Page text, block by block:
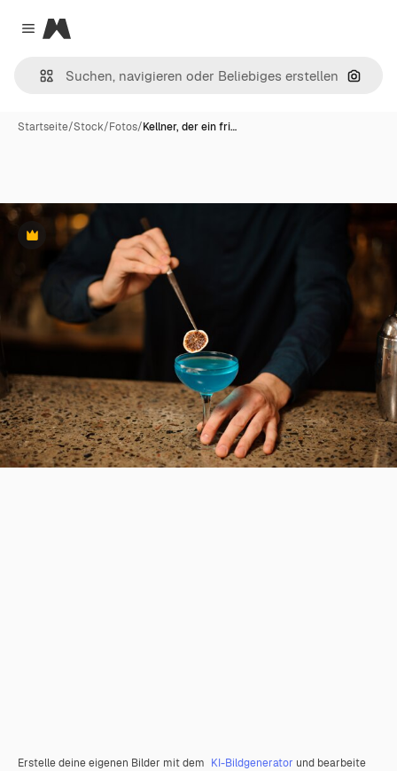
Close menu
Magnific
Nach
Startseite/Stock/Fotos/Kellner, der ein fri…
Premium
Erstelle deine eigenen Bilder mit dem KI-Bildgenerator und bearbeite